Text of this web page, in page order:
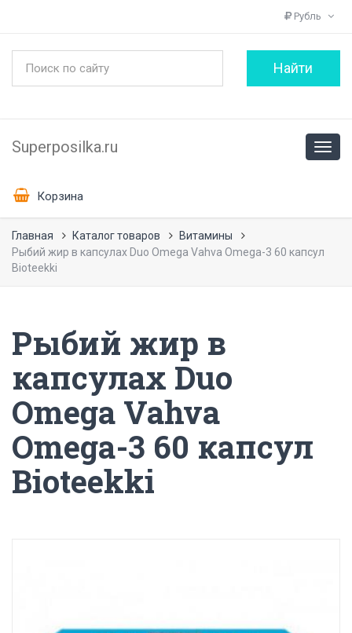
Рубль
Superposilka.ru
Корзина
Главная Каталог товаров
Витамины
Рыбий жир в капсулах Duo Omega Vahva Omega-3 60 капсул
Bioteekki
Рыбий жир в
капсулах Duo
Omega Vahva
Omega-3 60 капсул
Bioteekki